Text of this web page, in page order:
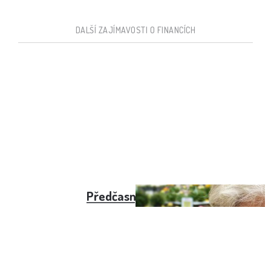
DALŠÍ ZAJÍMAVOSTI O FINANCÍCH
Předčasný důchod